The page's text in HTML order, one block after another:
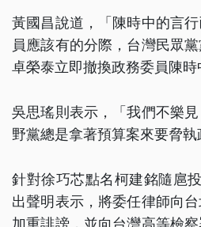
黃國昌說道，「陳時中的言
員應該有的分際，台灣民眾
卓榮泰立即撤換政務委員陳時
吳思瑤則表示，「我們不樂
野黨總是拿著預算案來要脅
針對徐巧芯點名柯建銘隨扈
出聲明表示，將委任律師向
加重誹謗，並向台灣高等檢